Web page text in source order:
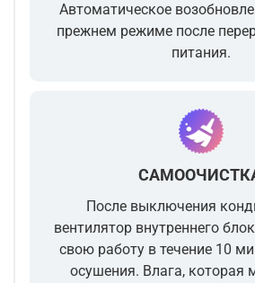
Автоматическое
прежнем режиме после
питания.
После выключения
вентилятор внутреннего
свою работу в течение 10
осушения. Влага, которая